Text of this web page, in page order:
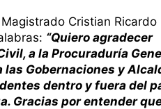
Cristian Ricardo
“Quiero agradecer
a la Procuraduría
las Gobernaciones y
dentro y fuera del
Gracias por entender